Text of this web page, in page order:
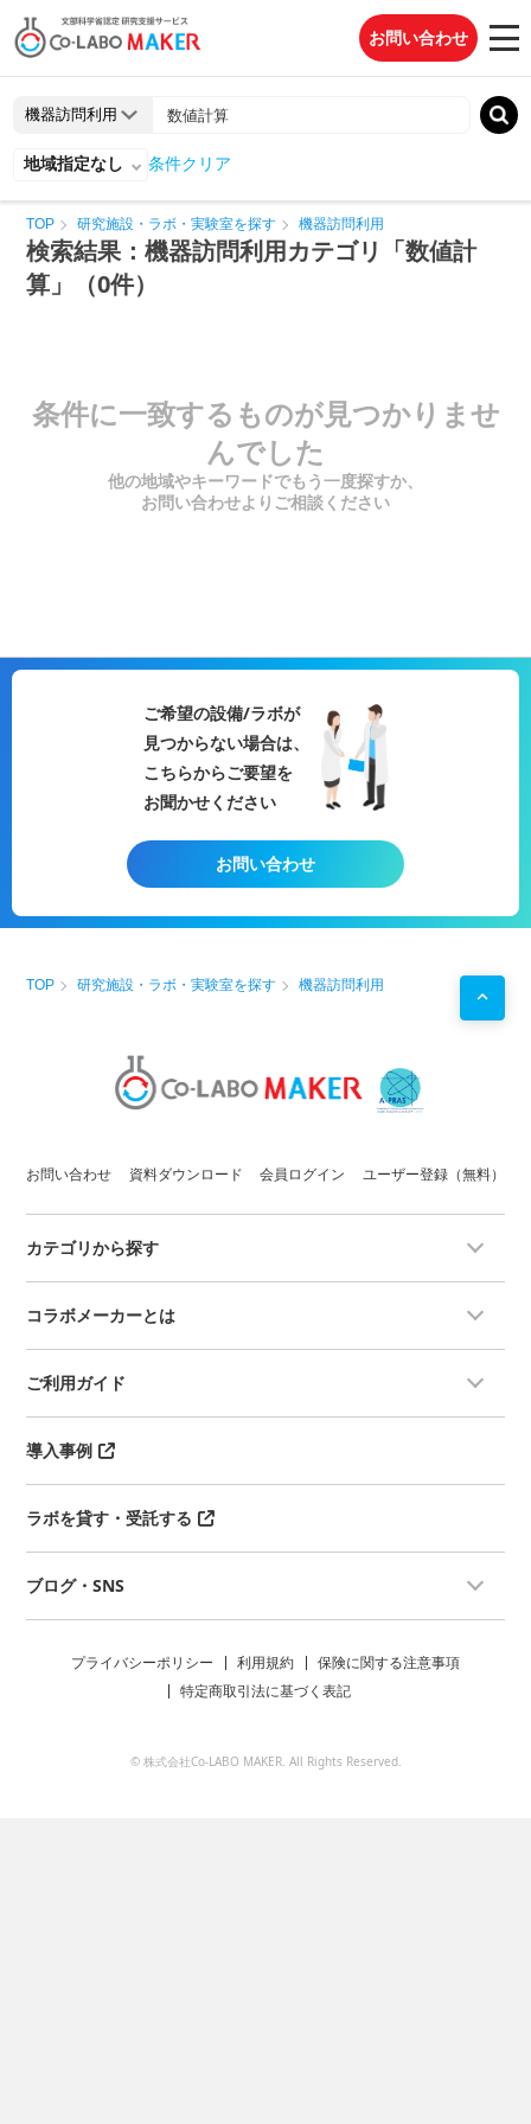
お問い合わせ
地域指定なし 条件クリア
TOP 研究施設・ラボ・実験室を探す 機器訪問利用
検索結果：機器訪問利用カテゴリ「数値計
算」（0件）
条件に一致するものが見つかりませ
んでした
他の地域やキーワードでもう一度探すか、
お問い合わせよりご相談ください
ご希望の設備/ラボが
見つからない場合は、
こちらからご要望を
お聞かせください
お問い合わせ
TOP 研究施設・ラボ・実験室を探す 機器訪問利用
お問い合わせ 資料ダウンロード 会員ログイン ユーザー登録（無料）
カテゴリから探す
コラボメーカーとは
ご利用ガイド
導入事例
ラボを貸す・受託する
ブログ・SNS
プライバシーポリシー 利用規約
保険に関する注意事項
特定商取引法に基づく表記
© 株式会社Co-LABO MAKER. All Rights Reserved.